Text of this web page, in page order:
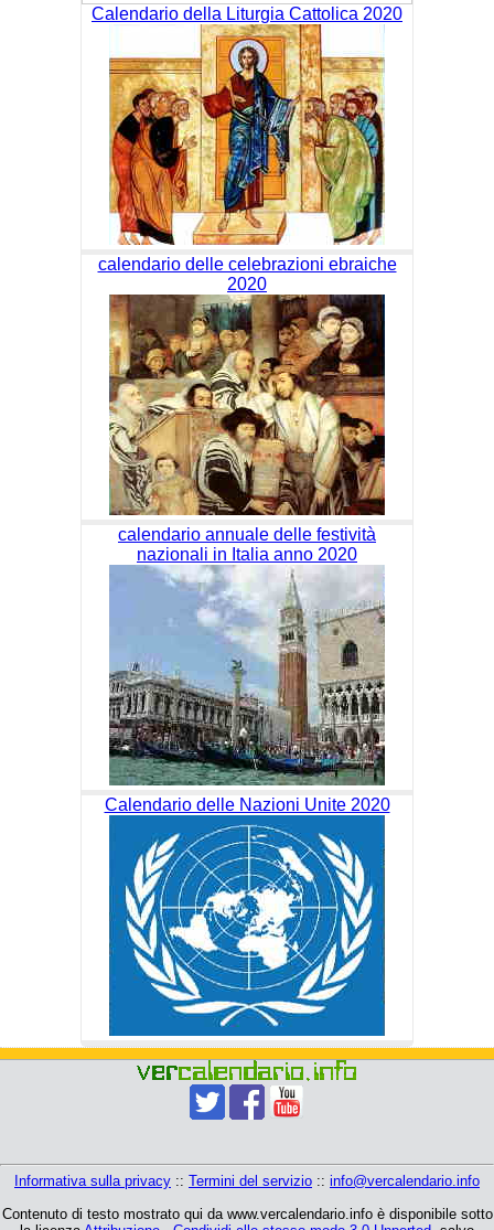
Calendario della Liturgia Cattolica 2020
calendario delle celebrazioni ebraiche
2020
calendario annuale delle festività
nazionali in Italia anno 2020
Calendario delle Nazioni Unite 2020
Informativa sulla privacy :: Termini del servizio :: info@vercalendario.info
Contenuto di testo mostrato qui da www.vercalendario.info è disponibile sotto